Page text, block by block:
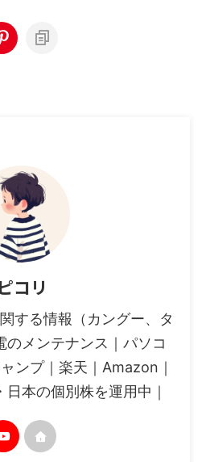
ピコリ
する情報（カングー、タ
のメンテナンス｜パソコ
ンプ｜楽天｜Amazon｜
本の個別株を運用中｜